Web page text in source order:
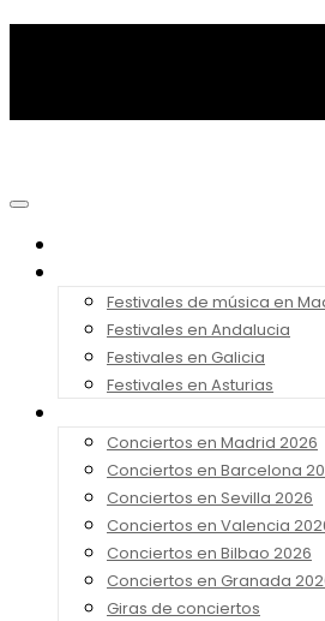
Festivales de música en
Festivales en Andalucia
Festivales en Galicia
Festivales en Asturias
Conciertos en Madrid 2026
Conciertos en Barcelona
Conciertos en Sevilla 2026
Conciertos en Valencia
Conciertos en Bilbao 2026
Conciertos en Granada
Giras de conciertos